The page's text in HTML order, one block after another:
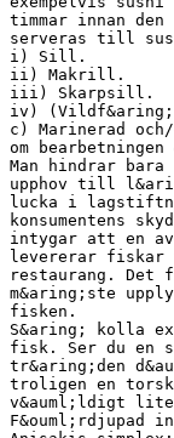
timmar innan
serveras till
i) Sill.
ii) Makrill.
iii) Skarpsill.
iv)
c) Marinerad
om
Man hindrar
upphov till
lucka i
konsumentens
intygar att en
levererar
restaurang. Det
m&aring;ste
fisken.
S&aring; kolla
fisk. Ser du en
tr&aring;den
troligen en
v&auml;ldigt
F&ouml;rdjupad